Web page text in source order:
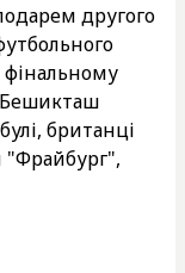
другого
фінальному
британці
"Фрайбург",